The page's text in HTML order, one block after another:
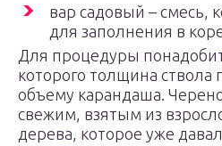
вар садовый – смесь,
для заполнения в
Для процедуры
которого толщина
объему карандаша.
свежим, взятым из
дерева, которое уже